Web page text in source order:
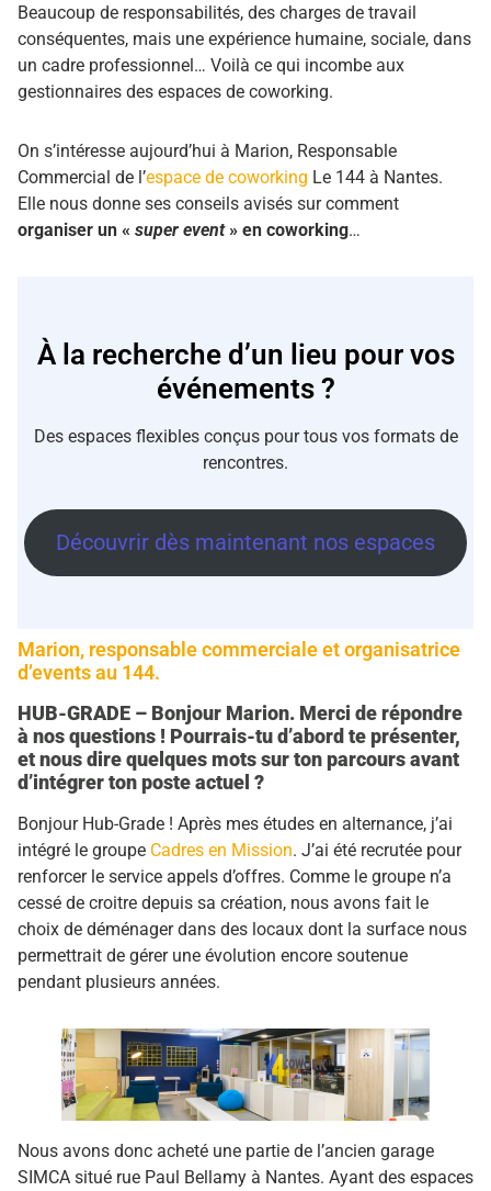
Beaucoup de responsabilités, des charges de travail
conséquentes, mais une expérience humaine, sociale, dans
un cadre professionnel… Voilà ce qui incombe aux
gestionnaires des espaces de coworking.
On s’intéresse aujourd’hui à Marion, Responsable
Commercial de l’espace de coworking Le 144 à Nantes.
Elle nous donne ses conseils avisés sur comment
organiser un « super event» en coworking…
À la recherche d’un lieu pour vos
événements ?
Des espaces flexibles conçus pour tous vos formats de
rencontres.
Découvrir dès maintenant nos espaces
Marion, responsable commerciale et organisatrice
d’events au 144.
HUB-GRADE – Bonjour Marion. Merci de répondre
à nos questions ! Pourrais-tu d’abord te présenter,
et nous dire quelques mots sur ton parcours avant
d’intégrer ton poste actuel ?
Bonjour Hub-Grade ! Après mes études en alternance, j’ai
intégré le groupe Cadres en Mission. J’ai été recrutée pour
renforcer le service appels d’offres. Comme le groupe n’a
cessé de croitre depuis sa création, nous avons fait le
choix de déménager dans des locaux dont la surface nous
permettrait de gérer une évolution encore soutenue
pendant plusieurs années.
Nous avons donc acheté une partie de l’ancien garage
SIMCA situé rue Paul Bellamy à Nantes. Ayant des espaces